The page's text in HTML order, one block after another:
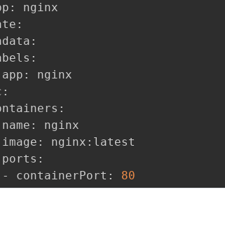
nginx
nginx
nginx
nginx:latest
containerPort:
80